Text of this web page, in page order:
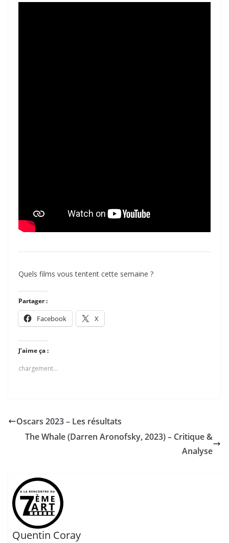
Quels films vous tentent cette semaine ?
Partager :
Facebook X
J’aime ça :
chargement…
Oscars 2023 – Les résultats
The Whale (Darren Aronofsky, 2023) – Critique &
Analyse
Quentin Coray